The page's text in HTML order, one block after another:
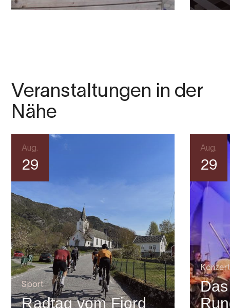
Veranstaltungen in der
Nähe
Aug.
29
Sport
Radtag vom Fjord
Aug.
29
Konzert